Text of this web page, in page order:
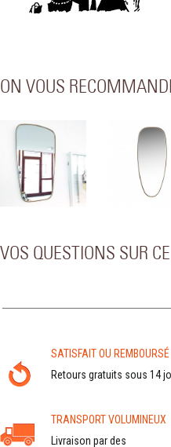
ON VOUS
VOS QUESTIONS SUR CE
SATISFAIT OU REMBOURSÉ
Retours gratuits sous 14
TRANSPORT VOLUMINEUX
Livraison par des